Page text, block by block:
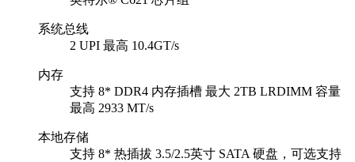
系统总线
2 UPI 最高 10.4GT/s
内存
支持 8* DDR4 内存插槽 最大 2TB LRDIMM 容量
最高 2933 MT/s
本地存储
支持 8* 热插拔 3.5/2.5英寸 SATA 硬盘，可选支持